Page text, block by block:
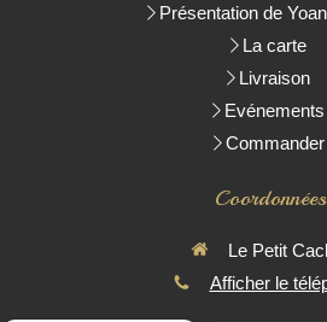
Présentation de
La carte
Livraison
Evénements
Commander
Coordonnées
Le Petit
Afficher le